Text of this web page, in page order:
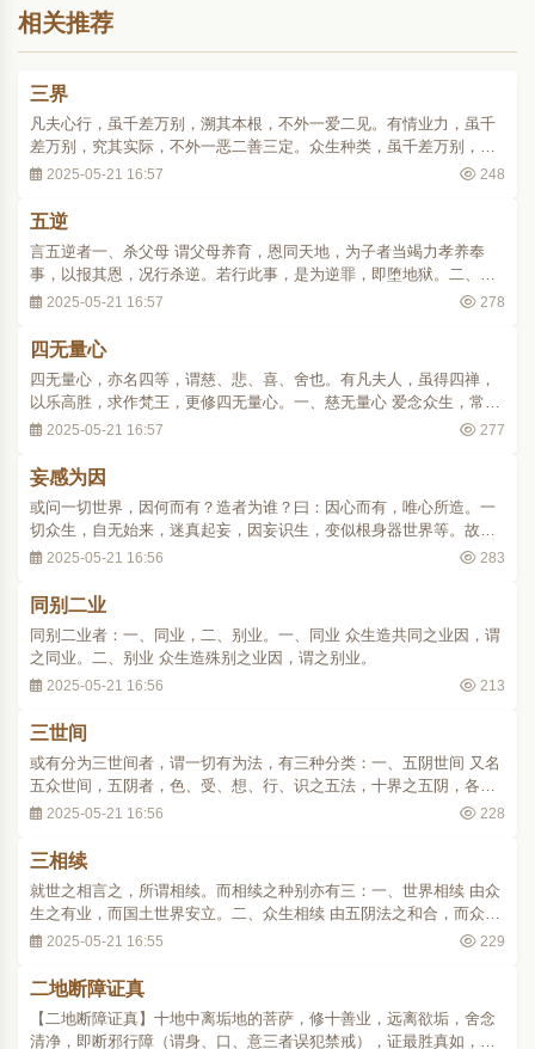
相关推荐
三界
凡夫心行，虽千差万别，溯其本根，不外一爱二见。有情业力，虽千
差万别，究其实际，不外一恶二善三定。众生种类，虽千差万别，区
其大别，不外一欲二色三无色。
2025-05-21 16:57 248
五逆
言五逆者一、杀父母 谓父母养育，恩同天地，为子者当竭力孝养奉
事，以报其恩，况行杀逆。若行此事，是为逆罪，即堕地狱。二、破
和合僧 谓比丘集众，行布萨时，和合作法。若后来者，当随顺寂默，
佛身血 谓佛是一切众生慈父，能令众生，悟..
2025-05-21 16:57 278
四无量心
四无量心，亦名四等，谓慈、悲、喜、舍也。有凡夫人，虽得四禅，
以乐高胜，求作梵王，更修四无量心。一、慈无量心 爱念众生，常求
乐事以饶益之。二、悲无量心 愍念众生，受五道中种种身苦。三、喜
不憎不爱。由善修此四无量定成就，命终..
2025-05-21 16:57 277
妄感为因
或问一切世界，因何而有？造者为谁？曰：因心而有，唯心所造。一
切众生，自无始来，迷真起妄，因妄识生，变似根身器世界等。故经
云：无始时来界，一切法等依，由此有诸趣。又云：三界无别法，唯
2025-05-21 16:56 283
同别二业
同别二业者：一、同业，二、别业。一、同业 众生造共同之业因，谓
之同业。二、别业 众生造殊别之业因，谓之别业。
2025-05-21 16:56 213
三世间
或有分为三世间者，谓一切有为法，有三种分类：一、五阴世间 又名
五众世间，五阴者，色、受、想、行、识之五法，十界之五阴，各各
差别也。二、众生世间 又名假名世间，假五阴和合之上名众生，上至
之境界，十界各各差别也。..
2025-05-21 16:56 228
三相续
就世之相言之，所谓相续。而相续之种别亦有三：一、世界相续 由众
生之有业，而国土世界安立。二、众生相续 由五阴法之和合，而众生
存立。三、业果相续 依善恶之业因，而苦乐之果报成立。
2025-05-21 16:55 229
二地断障证真
【二地断障证真】十地中离垢地的菩萨，修十善业，远离欲垢，舍念
清净，即断邪行障（谓身、口、意三者误犯禁戒），证最胜真如，此